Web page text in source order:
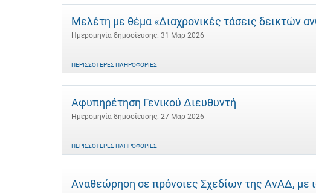
Μελέτη με θέμα «Διαχρονικές τάσεις δεικτών
Ημερομηνία δημοσίευσης: 31 Μαρ 2026
ΠΕΡΙΣΣΌΤΕΡΕΣ ΠΛΗΡΟΦΟΡΊΕΣ
Αφυπηρέτηση Γενικού Διευθυντή
Ημερομηνία δημοσίευσης: 27 Μαρ 2026
ΠΕΡΙΣΣΌΤΕΡΕΣ ΠΛΗΡΟΦΟΡΊΕΣ
Αναθεώρηση σε πρόνοιες Σχεδίων της ΑνΑΔ, με